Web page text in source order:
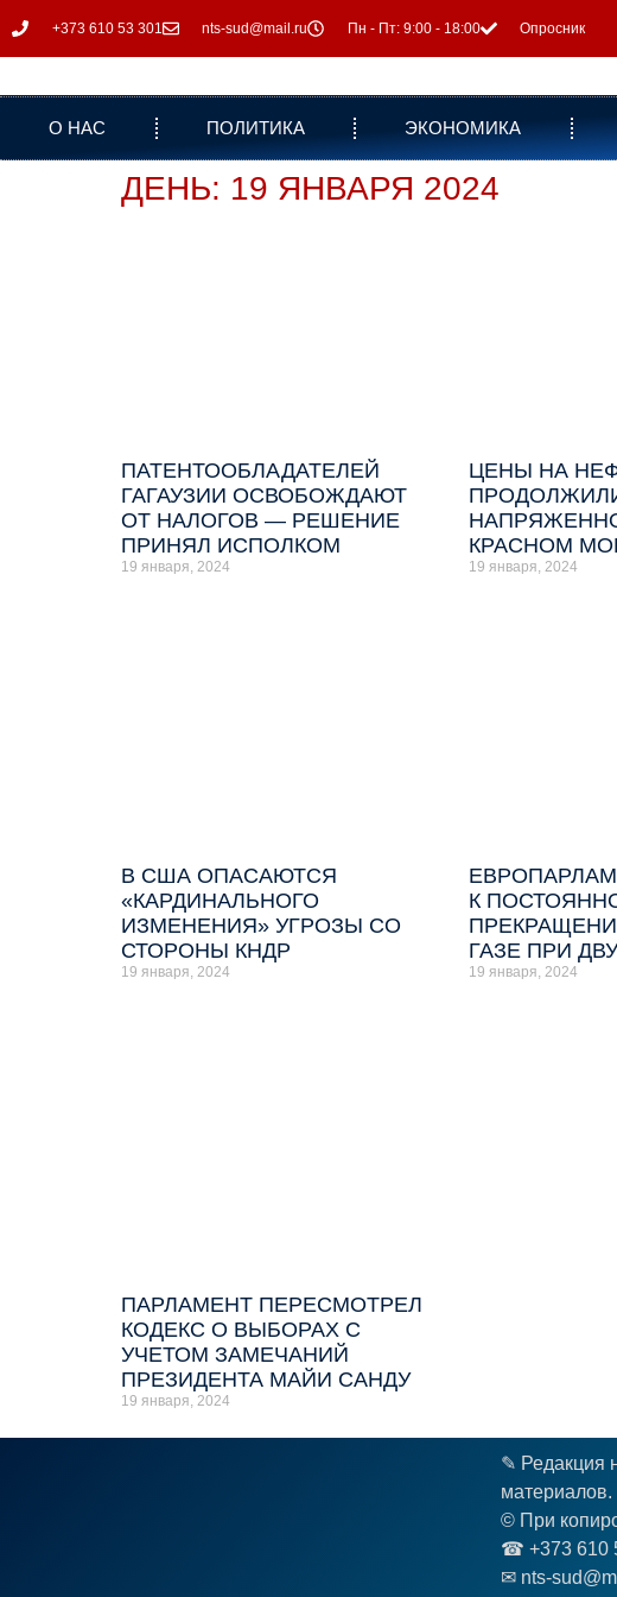
+373 610 53 301 nts-sud@mail.ru Пн - Пт: 9:00 - 18:00 Опросник
О НАС ПОЛИТИКА ЭКОНОМИКА
ДЕНЬ: 19 ЯНВАРЯ 2024
ПАТЕНТООБЛАДАТЕЛЕЙ
ГАГАУЗИИ ОСВОБОЖДАЮТ
ОТ НАЛОГОВ — РЕШЕНИЕ
ПРИНЯЛ ИСПОЛКОМ
19 января, 2024
ЦЕНЫ НА
КРАСНОМ
19 января, 2024
В США ОПАСАЮТСЯ
«КАРДИНАЛЬНОГО
ИЗМЕНЕНИЯ» УГРОЗЫ СО
СТОРОНЫ КНДР
19 января, 2024
К
ГАЗЕ ПРИ
19 января, 2024
ПАРЛАМЕНТ ПЕРЕСМОТРЕЛ
КОДЕКС О ВЫБОРАХ С
УЧЕТОМ ЗАМЕЧАНИЙ
ПРЕЗИДЕНТА МАЙИ САНДУ
19 января, 2024
✎ Редакция
материалов.
© При
☎︎ +373 610
✉ nts-